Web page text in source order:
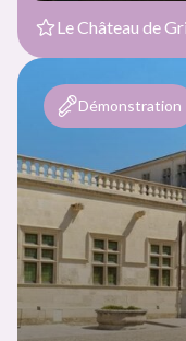
Le Château de
Démonstration